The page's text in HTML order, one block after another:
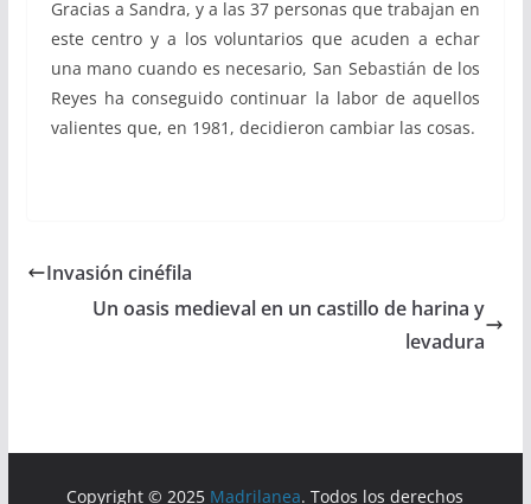
Gracias a Sandra, y a las 37 personas que trabajan en
este centro y a los voluntarios que acuden a echar
una mano cuando es necesario, San Sebastián de los
Reyes ha conseguido continuar la labor de aquellos
valientes que, en 1981, decidieron cambiar las cosas.
Invasión cinéfila
Un oasis medieval en un castillo de harina y
levadura
Copyright © 2025 Madrilanea. Todos los derechos